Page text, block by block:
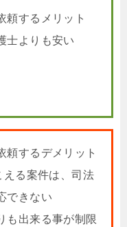
頼するメリット
士よりも安い
頼するデメリット
える案件は、司法
できない
も出来る事が制限